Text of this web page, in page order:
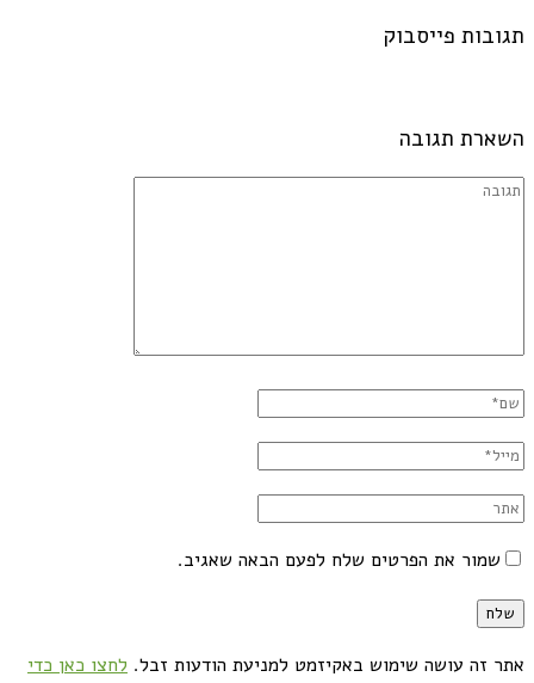
תגובות פייסבוק
השארת תגובה
שמור את הפרטים שלח לפעם הבאה שאגיב.
אתר זה עושה שימוש באקיזמט למניעת הודעות זבל. לחצו כאן כדי